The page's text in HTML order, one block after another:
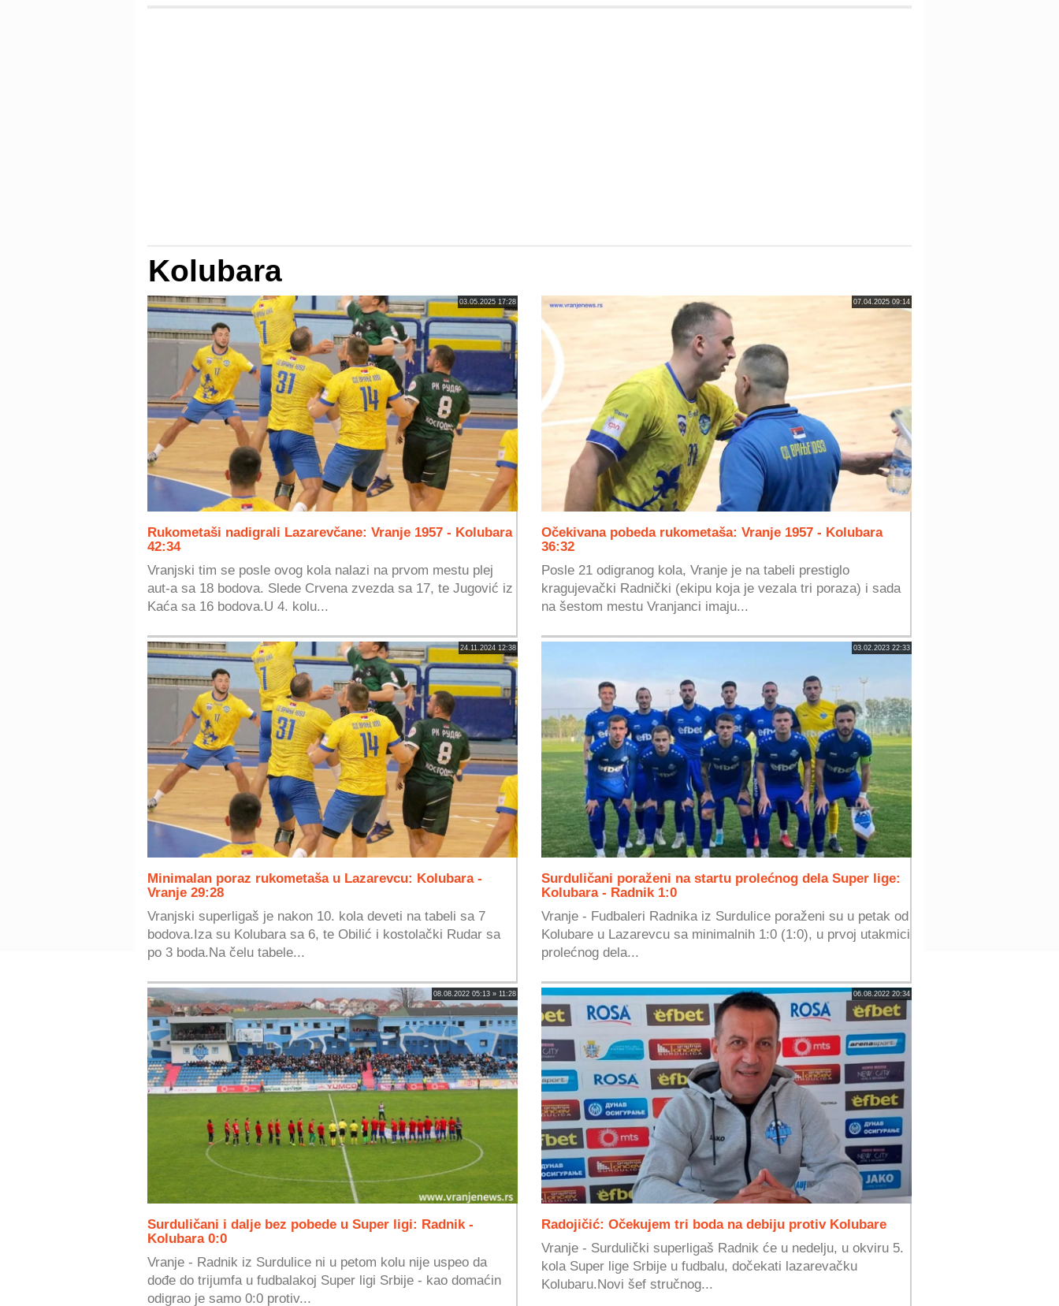
Kolubara
03.05.2025 17:28
Rukometaši nadigrali Lazarevčane: Vranje 1957 - Kolubara
42:34
Vranjski tim se posle ovog kola nalazi na prvom mestu plej
aut-a sa 18 bodova. Slede Crvena zvezda sa 17, te Jugović iz
Kaća sa 16 bodova.U 4. kolu...
07.04.2025 09:14
Očekivana pobeda rukometaša: Vranje 1957 - Kolubara
36:32
Posle 21 odigranog kola, Vranje je na tabeli prestiglo
kragujevački Radnički (ekipu koja je vezala tri poraza) i sada
na šestom mestu Vranjanci imaju...
24.11.2024 12:38
Minimalan poraz rukometaša u Lazarevcu: Kolubara -
Vranje 29:28
Vranjski superligaš je nakon 10. kola deveti na tabeli sa 7
bodova.Iza su Kolubara sa 6, te Obilić i kostolački Rudar sa
po 3 boda.Na čelu tabele...
03.02.2023 22:33
Surduličani poraženi na startu prolećnog dela Super lige:
Kolubara - Radnik 1:0
Vranje - Fudbaleri Radnika iz Surdulice poraženi su u petak od
Kolubare u Lazarevcu sa minimalnih 1:0 (1:0), u prvoj utakmici
prolećnog dela...
08.08.2022 05:13 » 11:28
Surduličani i dalje bez pobede u Super ligi: Radnik -
Kolubara 0:0
Vranje - Radnik iz Surdulice ni u petom kolu nije uspeo da
dođe do trijumfa u fudbalakoj Super ligi Srbije - kao domaćin
odigrao je samo 0:0 protiv...
06.08.2022 20:34
Radojičić: Očekujem tri boda na debiju protiv Kolubare
Vranje - Surdulički superligaš Radnik će u nedelju, u okviru 5.
kola Super lige Srbije u fudbalu, dočekati lazarevačku
Kolubaru.Novi šef stručnog...